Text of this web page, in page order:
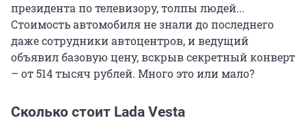
президента по телевизору, толпы людей...
Стоимость автомобиля не знали до последнего
даже сотрудники автоцентров, и ведущий
объявил базовую цену, вскрыв секретный конверт
– от 514 тысяч рублей. Много это или мало?
Сколько стоит Lada Vesta